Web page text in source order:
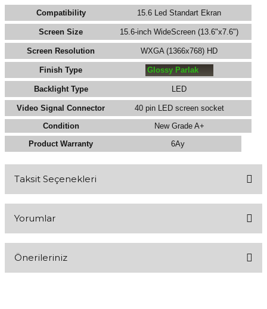
Compatibility 15.6 Led Standart Ekran
Screen Size 15.6-inch WideScreen (13.6"x7.6")
Screen Resolution WXGA (1366x768) HD
Finish Type Glossy Parlak
Backlight Type LED
Video Signal Connector
40 pin LED screen socket
Condition
New Grade A+
Product Warranty
6Ay
Taksit Seçenekleri
Yorumlar
Önerileriniz